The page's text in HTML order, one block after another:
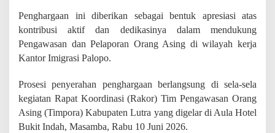
a
d
s
k
c
a
p
i
Penghargaan ini diberikan sebagai bentuk apresiasi atas
kontribusi aktif dan dedikasinya dalam mendukung
Pengawasan dan Pelaporan Orang Asing di wilayah kerja
Kantor Imigrasi Palopo.
Prosesi penyerahan penghargaan berlangsung di sela-sela
kegiatan Rapat Koordinasi (Rakor) Tim Pengawasan Orang
Asing (Timpora) Kabupaten Lutra yang digelar di Aula Hotel
Bukit Indah, Masamba, Rabu 10 Juni 2026.